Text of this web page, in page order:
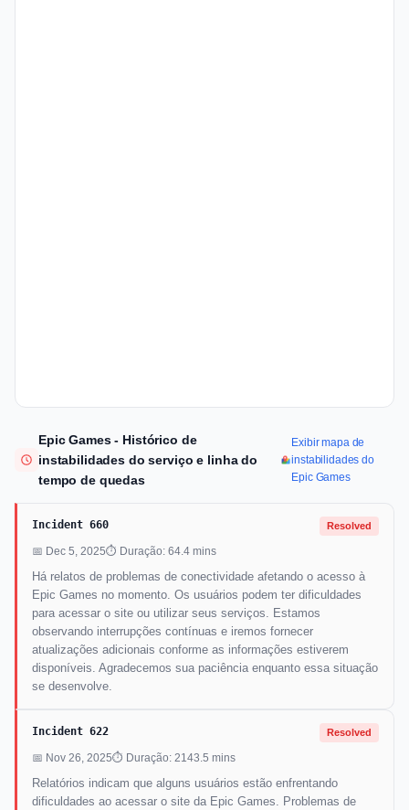
Epic Games - Histórico de
instabilidades do serviço e linha do
tempo de quedas
Exibir mapa de
instabilidades do
Epic Games
Incident 660 Resolved
📅 Dec 5, 2025⏱ Duração: 64.4 mins
Há relatos de problemas de conectividade afetando o acesso à
Epic Games no momento. Os usuários podem ter dificuldades
para acessar o site ou utilizar seus serviços. Estamos
observando interrupções contínuas e iremos fornecer
atualizações adicionais conforme as informações estiverem
disponíveis. Agradecemos sua paciência enquanto essa situação
se desenvolve.
Incident 622 Resolved
📅 Nov 26, 2025⏱ Duração: 2143.5 mins
Relatórios indicam que alguns usuários estão enfrentando
dificuldades ao acessar o site da Epic Games. Problemas de